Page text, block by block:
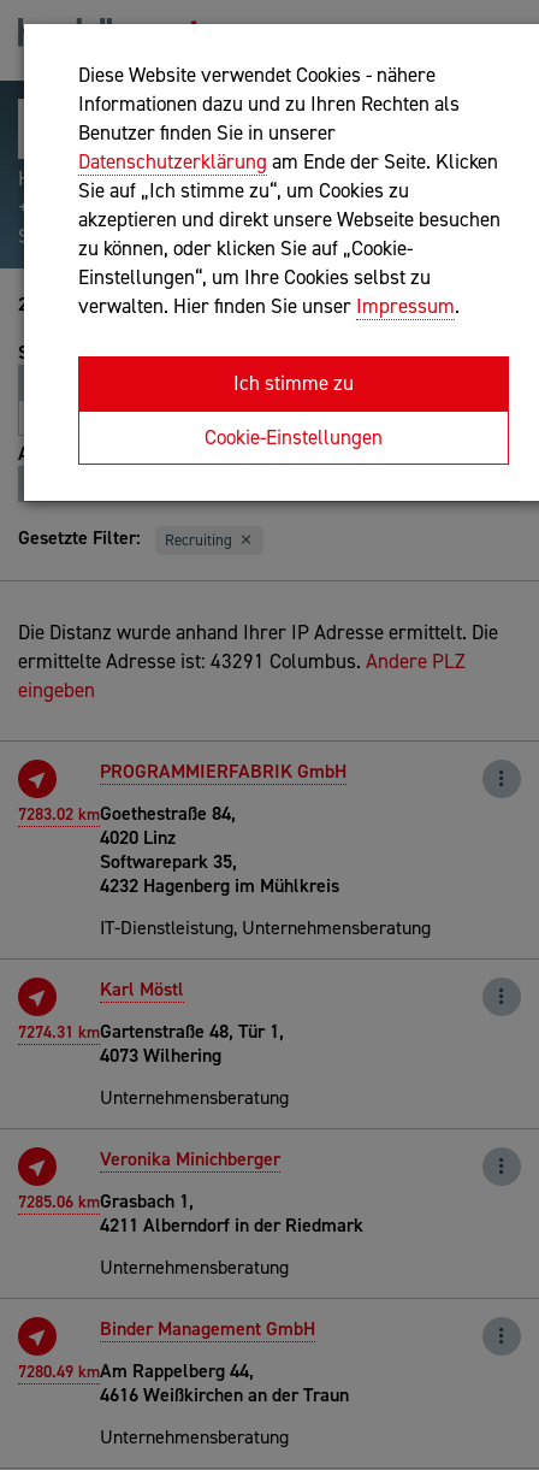
Diese Website verwendet Cookies - nähere
Informationen dazu und zu Ihren Rechten als
Benutzer finden Sie in unserer
Datenschutzerklärung am Ende der Seite. Klicken
Sie auf „Ich stimme zu“, um Cookies zu
akzeptieren und direkt unsere Webseite besuchen
zu können, oder klicken Sie auf „Cookie-
Einstellungen“, um Ihre Cookies selbst zu
verwalten. Hier finden Sie unser Impressum.
Ich stimme zu
Cookie-Einstellungen
Hilfreiche Suchparameter: Begriff einschließen:
+webshop, Begriff ausschließen: -webshop, Exakter
Suchbegriff: "internet of things"
21-40 von 175
Sortierung
Entfernung
A-Z
Z-A
Ansicht
Gesetzte Filter: Recruiting
Die Distanz wurde anhand Ihrer IP Adresse ermittelt. Die
ermittelte Adresse ist: 43291 Columbus. Andere PLZ
eingeben
7283.02 km
PROGRAMMIERFABRIK GmbH
Goethestraße 84,
4020 Linz
Softwarepark 35,
4232 Hagenberg im Mühlkreis
IT-Dienstleistung, Unternehmensberatung
7274.31 km
Karl Möstl
Gartenstraße 48, Tür 1,
4073 Wilhering
Unternehmensberatung
7285.06 km
Veronika Minichberger
Grasbach 1,
4211 Alberndorf in der Riedmark
Unternehmensberatung
7280.49 km
Binder Management GmbH
Am Rappelberg 44,
4616 Weißkirchen an der Traun
Unternehmensberatung